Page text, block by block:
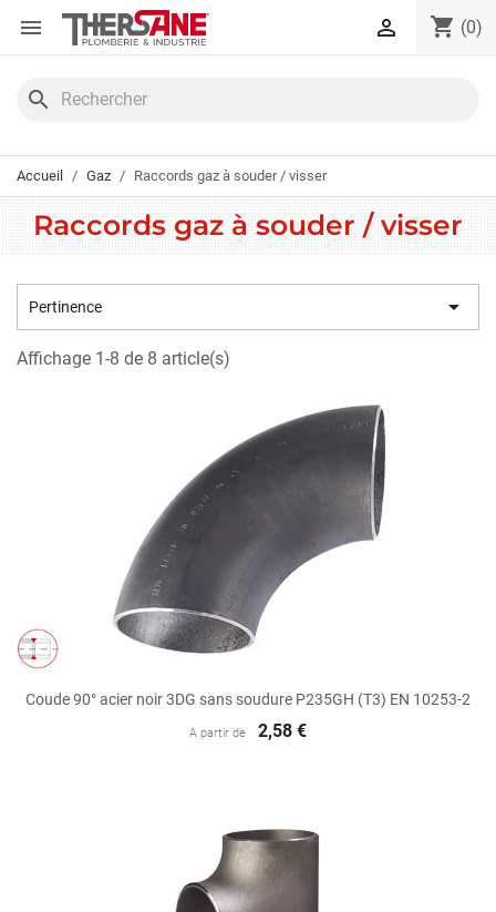
Panneau de gestion des cookies
 shopping_cart (0)

search
Accueil Gaz Raccords gaz à souder / visser
Raccords gaz à souder / visser
Pertinence 
Affichage 1-8 de 8 article(s)
Coude 90° acier noir 3DG sans soudure P235GH (T3) EN 10253-2
A partir de 2,58 €